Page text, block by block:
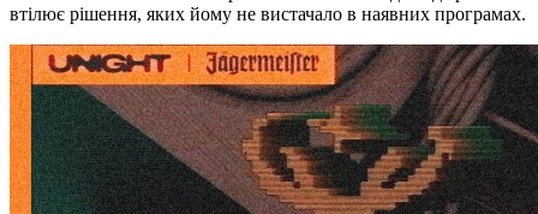
втілює рішення, яких йому не вистачало в наявних програмах.